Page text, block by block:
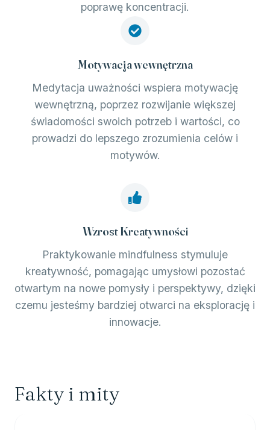
poprawę koncentracji.
Motywacja wewnętrzna
Medytacja uważności wspiera motywację
wewnętrzną, poprzez rozwijanie większej
świadomości swoich potrzeb i wartości, co
prowadzi do lepszego zrozumienia celów i
motywów.
Wzrost Kreatywności
Praktykowanie mindfulness stymuluje
kreatywność, pomagając umysłowi pozostać
otwartym na nowe pomysły i perspektywy, dzięki
czemu jesteśmy bardziej otwarci na eksplorację i
innowacje.
Fakty i mity